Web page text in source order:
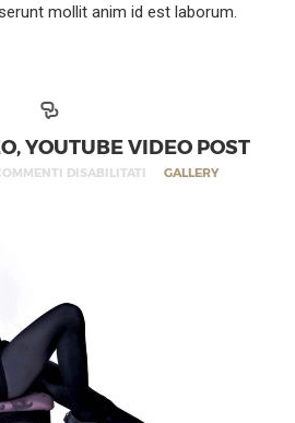
mollit anim id est laborum.
YOUTUBE VIDEO POST
DISABILITATI GALLERY